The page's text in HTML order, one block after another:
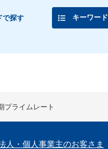
で探す キーワード
プライムレート
人・個人事業主のお客さま